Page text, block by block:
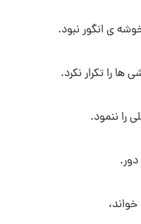
ی انگور نبود.
ها را تکرار نکرد.
را ننمود.